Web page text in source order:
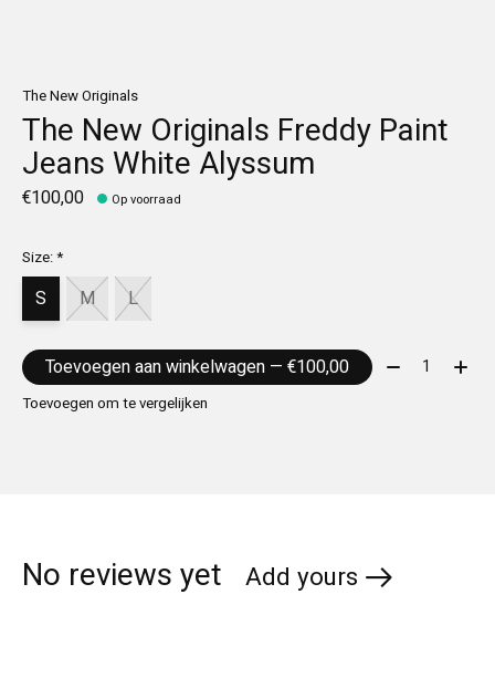
The New Originals
The New Originals Freddy Paint
Jeans White Alyssum
€100,00 Op voorraad
Size:*
S M L
Toevoegen aan winkelwagen — €100,00 Aantal:
Toevoegen om te vergelijken
No reviews yet Add yours